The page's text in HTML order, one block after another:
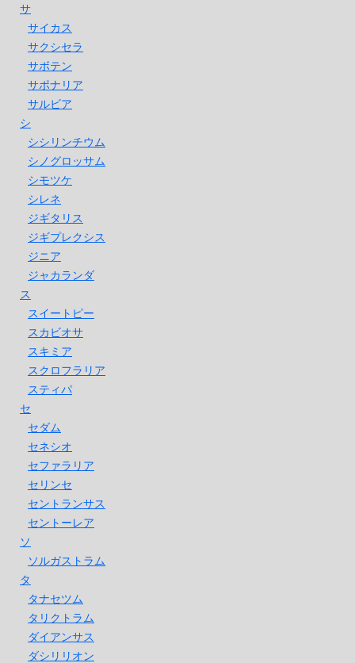
サ
サイカス
サクシセラ
サボテン
サポナリア
サルビア
シ
シシリンチウム
シノグロッサム
シモツケ
シレネ
ジギタリス
ジギプレクシス
ジニア
ジャカランダ
ス
スイートピー
スカビオサ
スキミア
スクロフラリア
スティパ
セ
セダム
セネシオ
セファラリア
セリンセ
セントランサス
セントーレア
ソ
ソルガストラム
タ
タナセツム
タリクトラム
ダイアンサス
ダシリリオン